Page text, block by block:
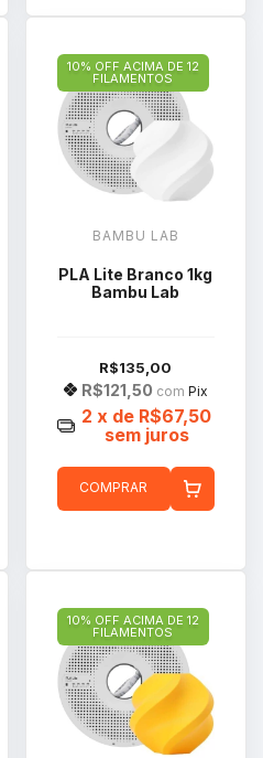
10% OFF ACIMA DE 12
FILAMENTOS
BAMBU LAB
PLA Lite Branco 1kg
Bambu Lab
R$135,00
R$121,50 com Pix
2 x de R$67,50
sem juros
COMPRAR
10% OFF ACIMA DE 12
FILAMENTOS